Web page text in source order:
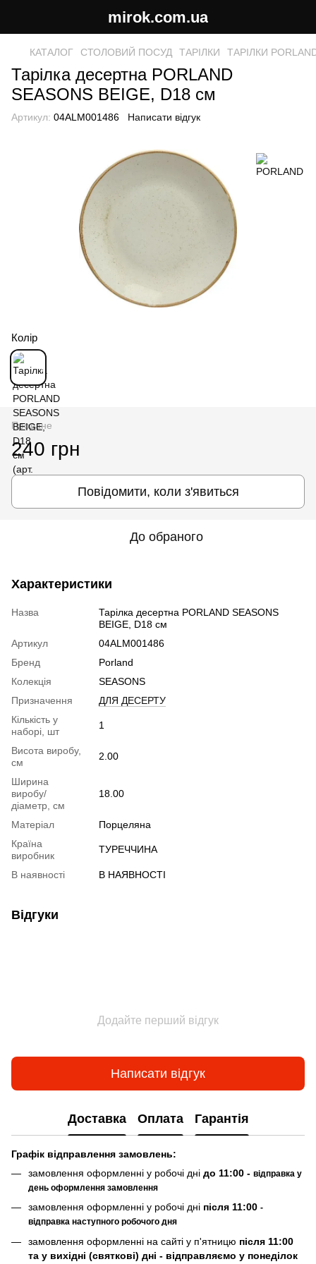
mirok.com.ua
КАТАЛОГ СТОЛОВИЙ ПОСУД ТАРІЛКИ ТАРІЛКИ
Тарілка десертна PORLAND
SEASONS BEIGE, D18 см
Артикул: 04ALM001486 Написати відгук
Колір
Продане
240 грн
Повідомити, коли з'явиться
До обраного
Характеристики
Назва
Тарілка десертна PORLAND SEASONS
BEIGE, D18 см
Артикул
04ALM001486
Бренд
Porland
Колекція
SEASONS
Призначення
ДЛЯ ДЕСЕРТУ
Кількість у
наборі, шт
1
Висота виробу,
см
2.00
Ширина
виробу/
діаметр, см
18.00
Матеріал
Порцеляна
Країна
виробник
ТУРЕЧЧИНА
В наявності В НАЯВНОСТІ
Відгуки
Додайте перший відгук
Написати відгук
Доставка Оплата Гарантія
Графік відправлення замовлень:
замовлення оформленні у робочі дні до 11:00 - відправка у
день оформлення замовлення
замовлення оформленні у робочі дні після 11:00 -
відправка наступного робочого дня
замовлення оформленні на сайті у п'ятницю після 11:00
та у вихідні (святкові) дні - відправляємо у понеділок